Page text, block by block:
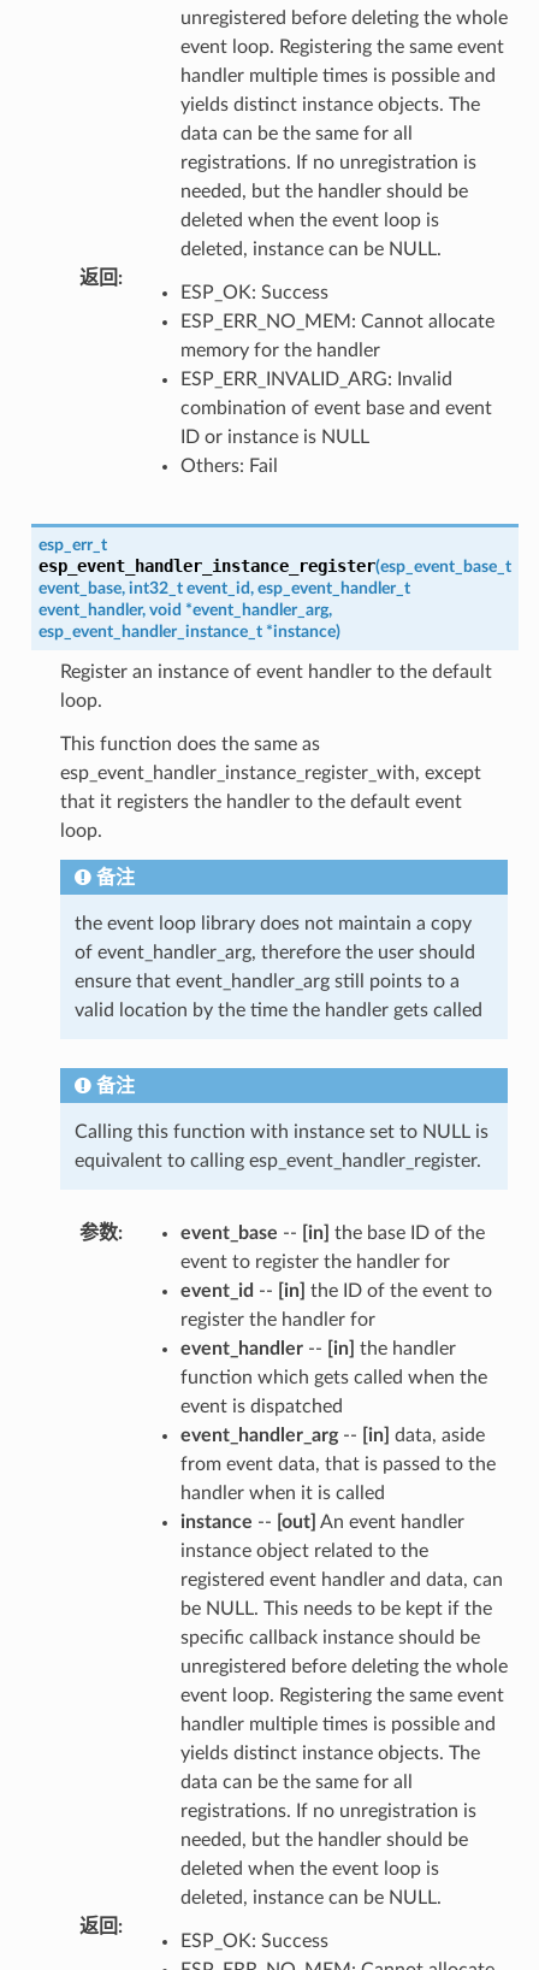
unregistered before deleting the whole
event loop. Registering the same event
handler multiple times is possible and
yields distinct instance objects. The
data can be the same for all
registrations. If no unregistration is
needed, but the handler should be
deleted when the event loop is
deleted, instance can be NULL.
返回 :
ESP_OK: Success
ESP_ERR_NO_MEM: Cannot allocate
memory for the handler
ESP_ERR_INVALID_ARG: Invalid
combination of event base and event
ID or instance is NULL
Others: Fail
esp_err_t
esp_event_handler_instance_register(esp_event_base_t
event_base, int32_t event_id, esp_event_handler_t
event_handler, void *event_handler_arg,
esp_event_handler_instance_t *instance)
Register an instance of event handler to the default
loop.
This function does the same as
esp_event_handler_instance_register_with, except
that it registers the handler to the default event
loop.
备注
the event loop library does not maintain a copy
of event_handler_arg, therefore the user should
ensure that event_handler_arg still points to a
valid location by the time the handler gets called
备注
Calling this function with instance set to NULL is
equivalent to calling esp_event_handler_register.
参数: event_base -- [in] the base ID of the
event to register the handler for
event_id -- [in] the ID of the event to
register the handler for
event_handler-- [in] the handler
function which gets called when the
event is dispatched
event_handler_arg-- [in] data, aside
from event data, that is passed to the
handler when it is called
instance -- [out] An event handler
instance object related to the
registered event handler and data, can
be NULL. This needs to be kept if the
specific callback instance should be
unregistered before deleting the whole
event loop. Registering the same event
handler multiple times is possible and
yields distinct instance objects. The
data can be the same for all
registrations. If no unregistration is
needed, but the handler should be
deleted when the event loop is
deleted, instance can be NULL.
返回 :
ESP_OK: Success